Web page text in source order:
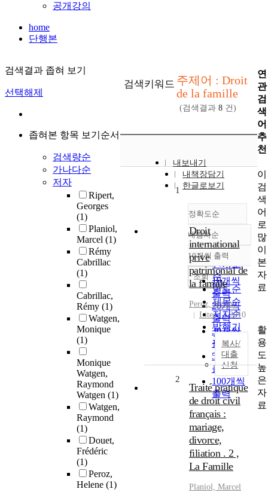
공개강의
home
단행본
검색결과 좁혀 보기
선택해제
좁혀본 항목 보기순서
검색량순
가나다순
저자
Ripert,
Georges
(1)
Planiol,
Marcel (1)
Rémy
Cabrillac
(1)
Cabrillac,
Rémy (1)
Watgen,
Monique
(1)
Monique
Watgen,
Raymond
Watgen (1)
Watgen,
Raymond
(1)
Douet,
Frédéric
(1)
Peroz,
Helene (1)
검색키워드 주제어 : Droit
de la famille
(검색결과 8 건)
내보내기
내책장담기
한글로보기
정확도순
정확도
순
인기도
순
연도순
제목순
저자순
발행기
관순
내림차순
내림차순
10개씩 출력
10개씩
출력
20개씩
출력
30개씩
출력
50개씩
출력
100개씩
출력
조회
1
Droit
international
prive
patrimonial de
la famille
Peroz, Helene
Litec
2010
복사/
대출
신청
2
Traité pratique
de droit civil
français :
mariage,
divorce,
filiation . 2 ,
La Famille
Planiol, Marcel
연
관
검
색
어
추
천
이
검
색
어
로
많
이
본
자
료
활
용
도
높
은
자
료